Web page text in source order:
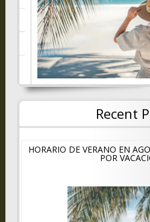
Recent
HORARIO DE VERANO EN
POR